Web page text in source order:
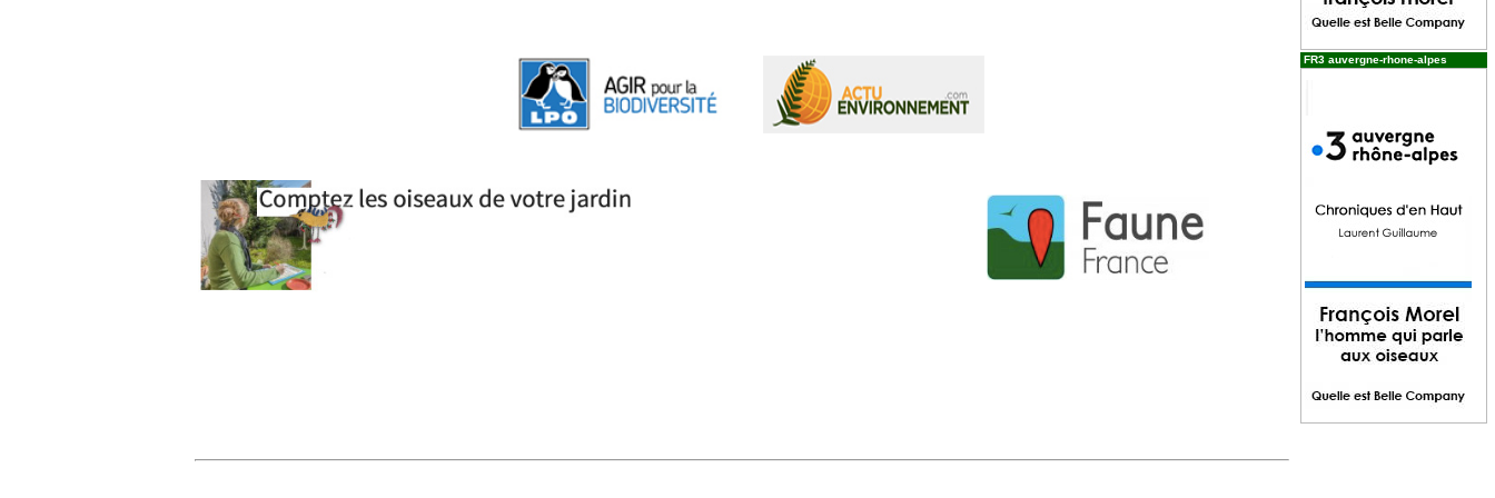
FR3 auvergne-rhone-alpes